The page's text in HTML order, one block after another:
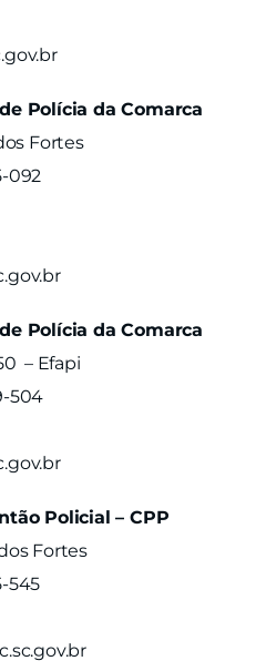
Polícia da Comarca
Fortes
092
Polícia da Comarca
– Efapi
504
Policial – CPP
Fortes
545